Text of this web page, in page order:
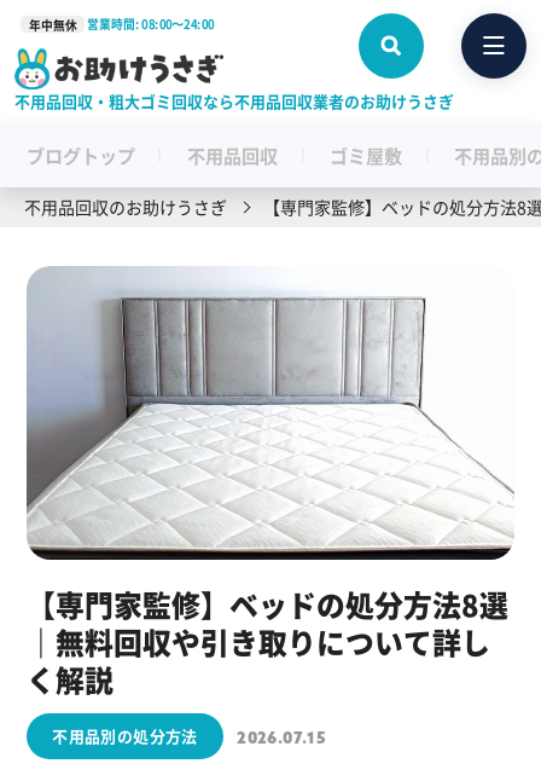
年中無休 営業時間: 08:00〜24:00
不用品回収・粗大ゴミ回収なら不用品回収業者のお助けうさぎ
ブログトップ 不用品回収 ゴミ屋敷 不用品別
不用品回収のお助けうさぎ 【専門家監修】ベッドの処分方法
【専門家監修】ベッドの処分方法8選
｜無料回収や引き取りについて詳し
く解説
不用品別の処分方法 2026.07.15